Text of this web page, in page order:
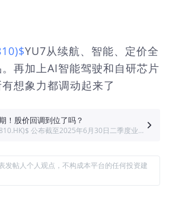
YU7从续航、智能、定价全
再加上AI智能驾驶和自研芯片
想象力都调动起来了
！股价回调到位了吗？
$小米集团-W (01810.HK)$ 公布截至2025年6月30日二季度业绩，财报显示：营收1159.56亿元（人民币，下同），同比增长30.5%，市场预期为1149.39亿元；经调整净利润108.31亿元，同比增长75.4%，市场预期为102.27亿元。【小米股价近期持续陷入回调，7月以来自高点​​一度回落超10%​，大家看好小米实现绩后反弹吗？当前股价回调到位了吗？】
发帖人个人观点，不构成本平台的任何投资建